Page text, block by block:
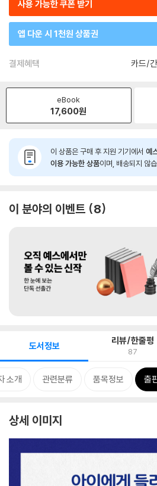
사용 가능한 쿠폰 받기
앱 다운 시 1천원 상품권
결제혜택 카드/
eBook
17,600원
이 상품은 구매 후 지원 기기에서 예
이용 가능한 상품이며, 배송되지 않
이 분야의 이벤트 8
도서정보 리뷰/한줄평
87
소개 관련분류 품목정보 출
상세 이미지